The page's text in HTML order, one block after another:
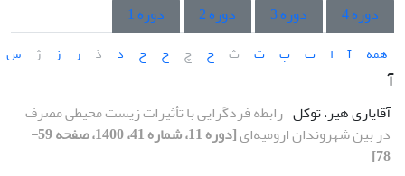
دوره 4
دوره 3 دوره 2 دوره 1
همه آ ا ب پ ت ث ج چ ح خ د ذ ر ز ژ س
آ
آقایاری هیر، توکل رابطه فردگرایی با تأثیرات زیست محیطی مصرف
در بین شهروندان ارومیه‌ای
[دوره 11، شماره 41، 1400، صفحه 59-
78]